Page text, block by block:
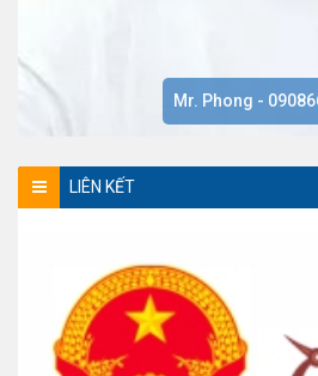
Mr. Phong -
LIÊN KẾT